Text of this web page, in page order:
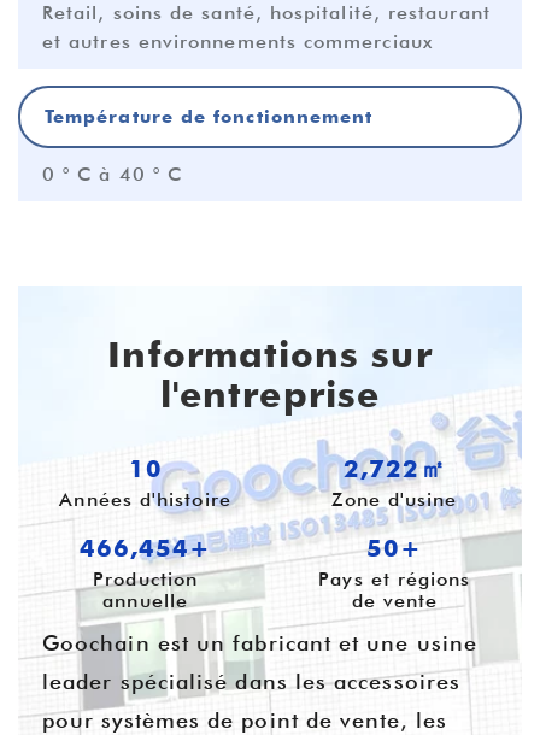
Retail, soins de santé, hospitalité, restaurant
et autres environnements commerciaux
Température de fonctionnement
0 ° C à 40 ° C
Informations sur
l'entreprise
10
Années d'histoire
3,625㎡
Zone d'usine
621,050+
Production
annuelle
54+
Pays et régions
de vente
Goochain est un fabricant et une usine
leader spécialisé dans les accessoires
pour systèmes de point de vente, les